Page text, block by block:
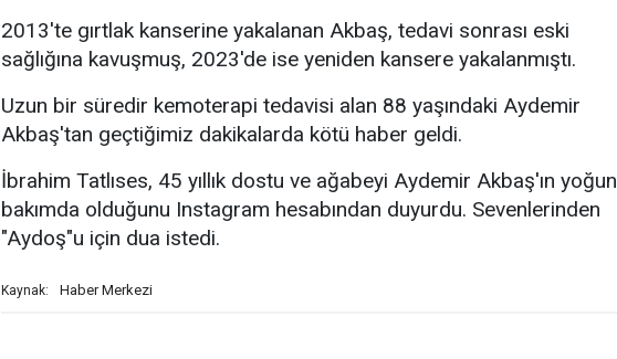
2013'te gırtlak kanserine yakalanan Akbaş, tedavi sonrası eski
sağlığına kavuşmuş, 2023'de ise yeniden kansere yakalanmıştı.
Uzun bir süredir kemoterapi tedavisi alan 88 yaşındaki Aydemir
Akbaş'tan geçtiğimiz dakikalarda kötü haber geldi.
İbrahim Tatlıses, 45 yıllık dostu ve ağabeyi Aydemir Akbaş'ın yoğun
bakımda olduğunu Instagram hesabından duyurdu. Sevenlerinden
"Aydoş"u için dua istedi.
Kaynak: Haber Merkezi